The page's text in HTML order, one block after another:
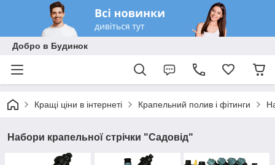
Добро в Будинок
Кращі ціни в інтернеті Крапельний полив і фітинги
Набори крапельної стрічки "Садовід"